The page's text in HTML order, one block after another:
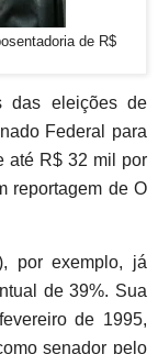
de R$
das eleições de
Federal para
até R$ 32 mil por
reportagem de O
por exemplo, já
de 39%. Sua
de 1995,
senador pelo